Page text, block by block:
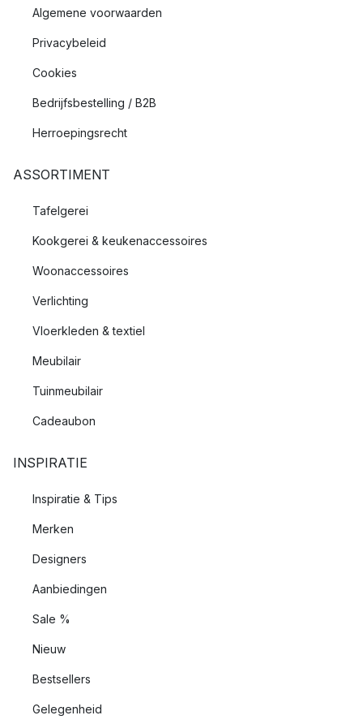
Algemene voorwaarden
Privacybeleid
Cookies
Bedrijfsbestelling / B2B
Herroepingsrecht
ASSORTIMENT
Tafelgerei
Kookgerei & keukenaccessoires
Woonaccessoires
Verlichting
Vloerkleden & textiel
Meubilair
Tuinmeubilair
Cadeaubon
INSPIRATIE
Inspiratie & Tips
Merken
Designers
Aanbiedingen
Sale %
Nieuw
Bestsellers
Gelegenheid